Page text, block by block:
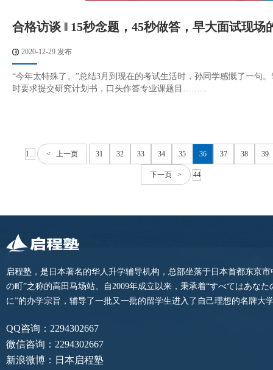
合格访谈 ‖ 15秒念题，45秒做答，早大面试现场
2020-12-29 发布
“今年太特殊了。”总结3月到现在的考试生活时，孙同学感慨了一句
时要求提交研究计划书，口头作答专业课题目……...
1... < 上一页 31 32 33 34 35 36 37 38 39
下一页 > 44
启程塾，是日本著名的华人升学辅导机构，总部坐落于日本首都东京市
の町”之称的高田马场站。自2009年成立以来，秉承着“すべてはあなた
に”的办学宗旨，辅导了一批又一批的留学生进入了自己理想的名牌大
QQ咨询：2294302667
微信咨询：2294302667
新浪微博：日本启程塾